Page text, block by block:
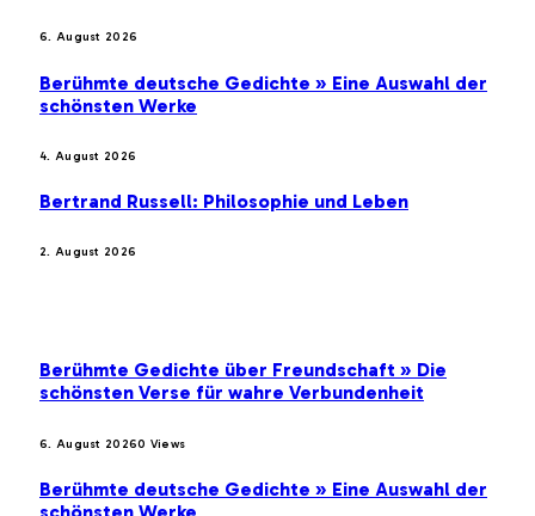
6. August 2026
Berühmte deutsche Gedichte » Eine Auswahl der
schönsten Werke
4. August 2026
Bertrand Russell: Philosophie und Leben
2. August 2026
Berühmte Gedichte über Freundschaft » Die
schönsten Verse für wahre Verbundenheit
6. August 20260 Views
Berühmte deutsche Gedichte » Eine Auswahl der